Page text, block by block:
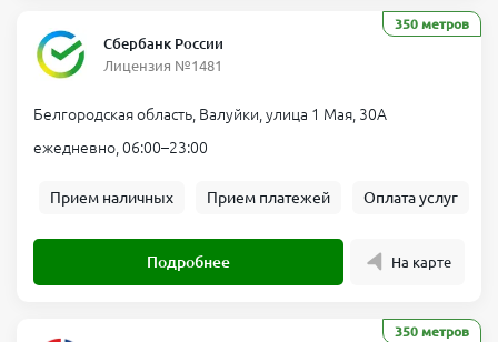
350 метров
Сбербанк России
Лицензия №1481
Белгородская область, Валуйки, улица 1 Мая, 30А
ежедневно, 06:00–23:00
Прием наличных Прием платежей Оплата услуг
Подробнее На карте
350 метров